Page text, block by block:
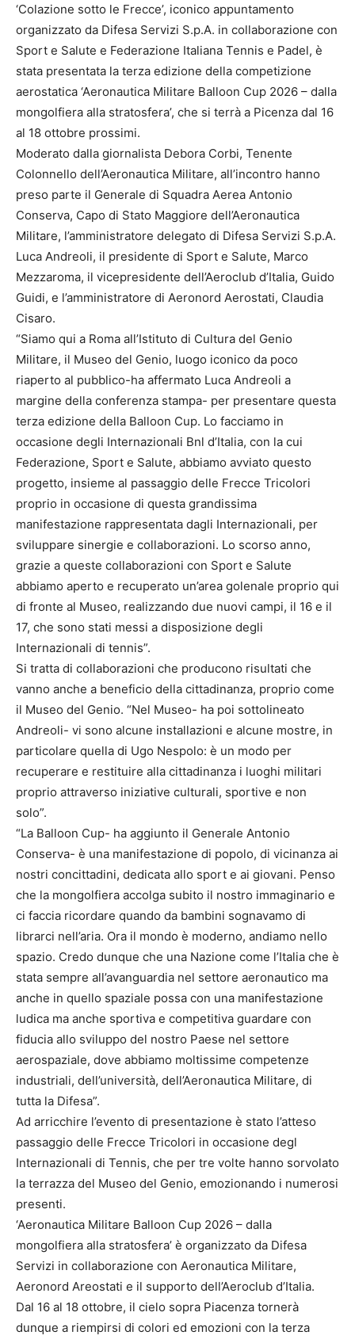
‘Colazione sotto le Frecce’, iconico appuntamento
organizzato da Difesa Servizi S.p.A. in collaborazione con
Sport e Salute e Federazione Italiana Tennis e Padel, è
stata presentata la terza edizione della competizione
aerostatica ‘Aeronautica Militare Balloon Cup 2026 – dalla
mongolfiera alla stratosfera’, che si terrà a Picenza dal 16
al 18 ottobre prossimi.
Moderato dalla giornalista Debora Corbi, Tenente
Colonnello dell’Aeronautica Militare, all’incontro hanno
preso parte il Generale di Squadra Aerea Antonio
Conserva, Capo di Stato Maggiore dell’Aeronautica
Militare, l’amministratore delegato di Difesa Servizi S.p.A.
Luca Andreoli, il presidente di Sport e Salute, Marco
Mezzaroma, il vicepresidente dell’Aeroclub d’Italia, Guido
Guidi, e l’amministratore di Aeronord Aerostati, Claudia
Cisaro.
“Siamo qui a Roma all’Istituto di Cultura del Genio
Militare, il Museo del Genio, luogo iconico da poco
riaperto al pubblico-ha affermato Luca Andreoli a
margine della conferenza stampa- per presentare questa
terza edizione della Balloon Cup. Lo facciamo in
occasione degli Internazionali Bnl d’Italia, con la cui
Federazione, Sport e Salute, abbiamo avviato questo
progetto, insieme al passaggio delle Frecce Tricolori
proprio in occasione di questa grandissima
manifestazione rappresentata dagli Internazionali, per
sviluppare sinergie e collaborazioni. Lo scorso anno,
grazie a queste collaborazioni con Sport e Salute
abbiamo aperto e recuperato un’area golenale proprio qui
di fronte al Museo, realizzando due nuovi campi, il 16 e il
17, che sono stati messi a disposizione degli
Internazionali di tennis”.
Si tratta di collaborazioni che producono risultati che
vanno anche a beneficio della cittadinanza, proprio come
il Museo del Genio. “Nel Museo- ha poi sottolineato
Andreoli- vi sono alcune installazioni e alcune mostre, in
particolare quella di Ugo Nespolo: è un modo per
recuperare e restituire alla cittadinanza i luoghi militari
proprio attraverso iniziative culturali, sportive e non
solo”.
“La Balloon Cup- ha aggiunto il Generale Antonio
Conserva- è una manifestazione di popolo, di vicinanza ai
nostri concittadini, dedicata allo sport e ai giovani. Penso
che la mongolfiera accolga subito il nostro immaginario e
ci faccia ricordare quando da bambini sognavamo di
librarci nell’aria. Ora il mondo è moderno, andiamo nello
spazio. Credo dunque che una Nazione come l’Italia che è
stata sempre all’avanguardia nel settore aeronautico ma
anche in quello spaziale possa con una manifestazione
ludica ma anche sportiva e competitiva guardare con
fiducia allo sviluppo del nostro Paese nel settore
aerospaziale, dove abbiamo moltissime competenze
industriali, dell’università, dell’Aeronautica Militare, di
tutta la Difesa”.
Ad arricchire l’evento di presentazione è stato l’atteso
passaggio delle Frecce Tricolori in occasione degl
Internazionali di Tennis, che per tre volte hanno sorvolato
la terrazza del Museo del Genio, emozionando i numerosi
presenti.
‘Aeronautica Militare Balloon Cup 2026 – dalla
mongolfiera alla stratosfera’ è organizzato da Difesa
Servizi in collaborazione con Aeronautica Militare,
Aeronord Areostati e il supporto dell’Aeroclub d’Italia.
Dal 16 al 18 ottobre, il cielo sopra Piacenza tornerà
dunque a riempirsi di colori ed emozioni con la terza